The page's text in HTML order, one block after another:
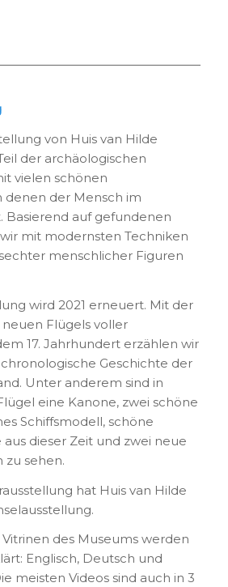
von Huis van Hilde
der archäologischen
vielen schönen
denen der Mensch im
Basierend auf gefundenen
mit modernsten Techniken
menschlicher Figuren
wird 2021 erneuert. Mit der
Flügels voller
17. Jahrhundert erzählen wir
Geschichte der
Unter anderem sind in
eine Kanone, zwei schöne
Schiffsmodell, schöne
dieser Zeit und zwei neue
zu sehen.
hat Huis van Hilde
des Museums werden
Englisch, Deutsch und
meisten Videos sind auch in 3